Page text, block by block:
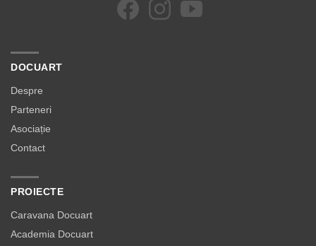
DOCUART
Despre
Parteneri
Asociație
Contact
PROIECTE
Caravana Docuart
Academia Docuart